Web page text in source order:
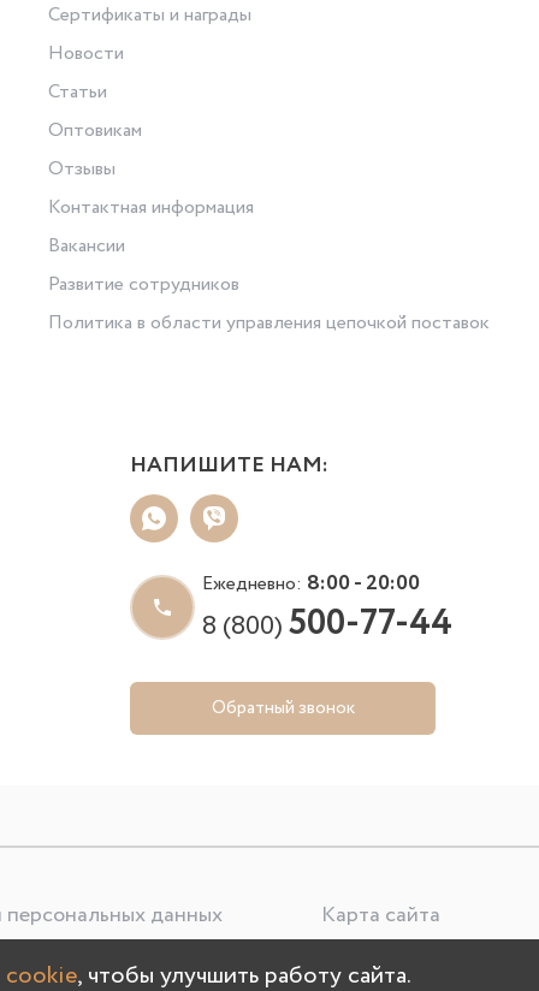
Сертификаты и награды
Новости
Статьи
Оптовикам
Отзывы
Контактная информация
Вакансии
Развитие сотрудников
Политика в области управления цепочкой поставок
НАПИШИТЕ НАМ:
Ежедневно: 8:00 - 20:00
8 (800)500-77-44
Обратный звонок
данных Карта сайта
, чтобы улучшить работу сайта.